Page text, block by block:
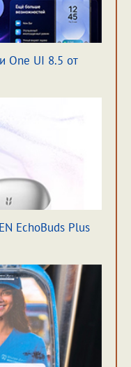
One UI 8.5 от
EchoBuds Plus